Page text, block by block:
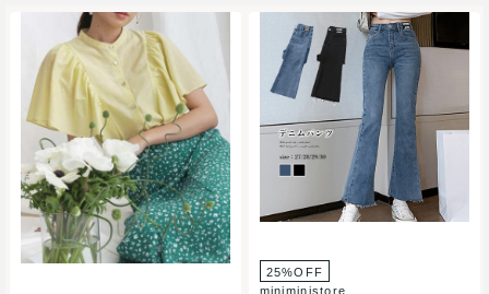
25%OFF
miniministore